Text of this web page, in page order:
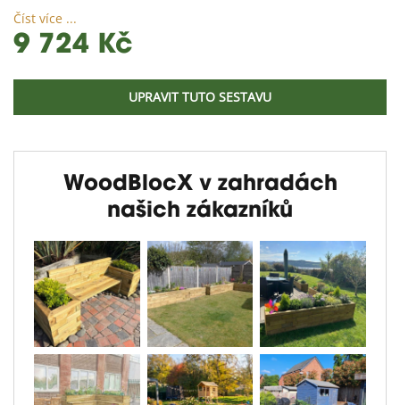
Číst více ...
9 724 Kč
UPRAVIT TUTO SESTAVU
WoodBlocX v zahradách
našich zákazníků